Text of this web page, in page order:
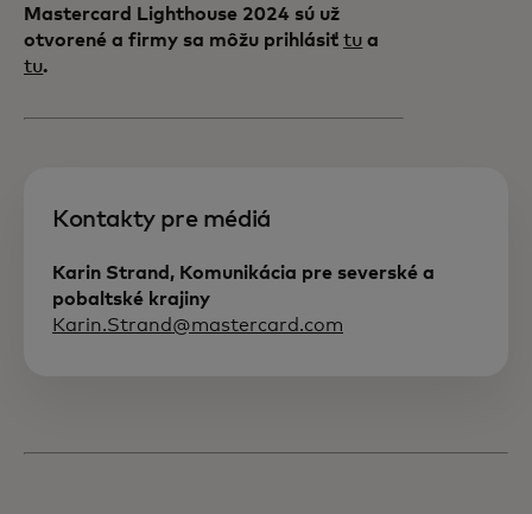
Mastercard Lighthouse 2024 sú už
otvorené a firmy sa môžu prihlásiť tu a
tu.
Kontakty pre médiá
Karin Strand, Komunikácia pre severské a
pobaltské krajiny
Karin.Strand@mastercard.com